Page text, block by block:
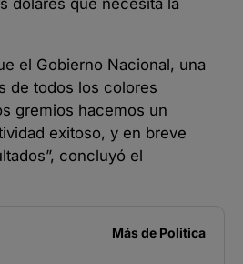
dólares que necesita la
el Gobierno Nacional, una
de todos los colores
gremios hacemos un
exitoso, y en breve
concluyó el
Más de Politica